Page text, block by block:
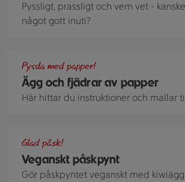
Pyssligt, prassligt och vem vet -
något gott inuti?
Ägg och fjädrar av papper
Pyssla med papper!
Här hittar du instruktioner och mallar
Veganskt påskpynt
Glad påsk!
Gör påskpyntet veganskt med